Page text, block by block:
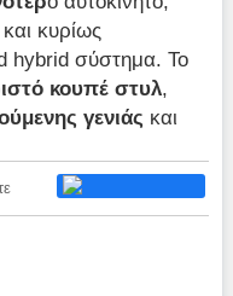
και κυρίως
hybrid σύστημα. Το
κουπέ στυλ,
γενιάς και